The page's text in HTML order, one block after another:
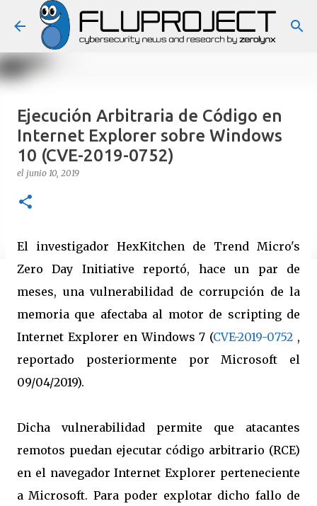
Ir al contenido principal
Ejecución Arbitraria de Código en
Internet Explorer sobre Windows
10 (CVE-2019-0752)
el junio 10, 2019
El investigador HexKitchen de Trend Micro's
Zero Day Initiative reportó, hace un par de
meses, una vulnerabilidad de corrupción de la
memoria que afectaba al motor de scripting de
Internet Explorer en Windows 7 (CVE-2019-0752 ,
reportado posteriormente por Microsoft el
09/04/2019).
Dicha vulnerabilidad permite que atacantes
remotos puedan ejecutar código arbitrario (RCE)
en el navegador Internet Explorer perteneciente
a Microsoft. Para poder explotar dicho fallo de